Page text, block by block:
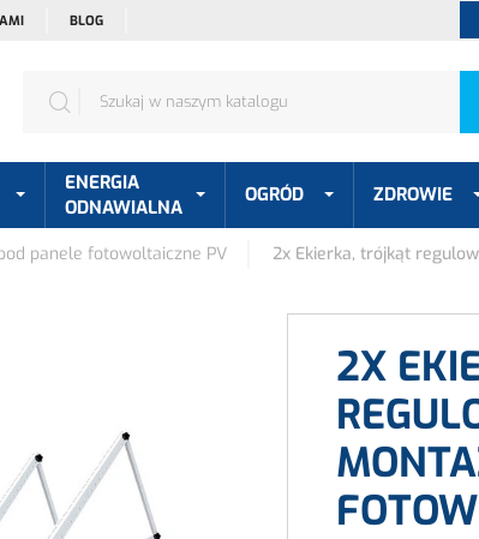
BLOG
ENERGIA
ODNAWIALNA
OGRÓD ZDROWIE
panele fotowoltaiczne PV 2x Ekierka, trójkąt
2X